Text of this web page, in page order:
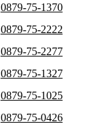
0879-75-1370
0879-75-2222
0879-75-2277
0879-75-1327
0879-75-1025
0879-75-0426